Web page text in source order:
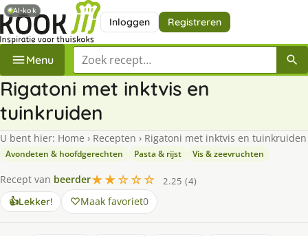
Inloggen Registreren
Menu Zoek een recept
Rigatoni met inktvis en
tuinkruiden
U bent hier: Home › Recepten › Rigatoni met inktvis en tuinkruiden
Avondeten & hoofdgerechten Pasta & rijst Vis & zeevruchten
Recept van beerder★★☆☆☆
2.25 (4)
👍Lekker! Maak favoriet0
AI-kok